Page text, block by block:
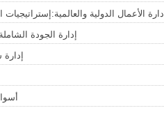
إدارة الأعمال الدولية
إدارة الجودة